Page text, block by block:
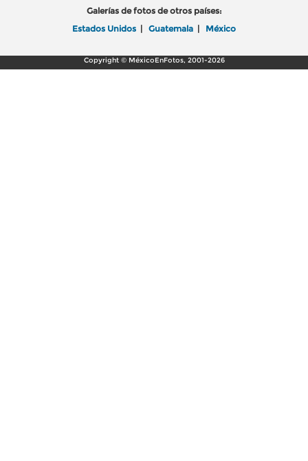
Galerías de fotos de otros países:
Estados Unidos | Guatemala | México
Copyright © MéxicoEnFotos, 2001-2026